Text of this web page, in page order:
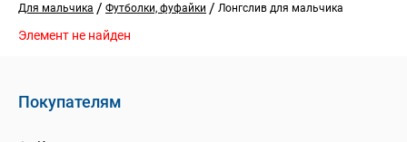
Для мальчика / Футболки, фуфайки / Лонгслив для мальчика
Элемент не найден
Покупателям